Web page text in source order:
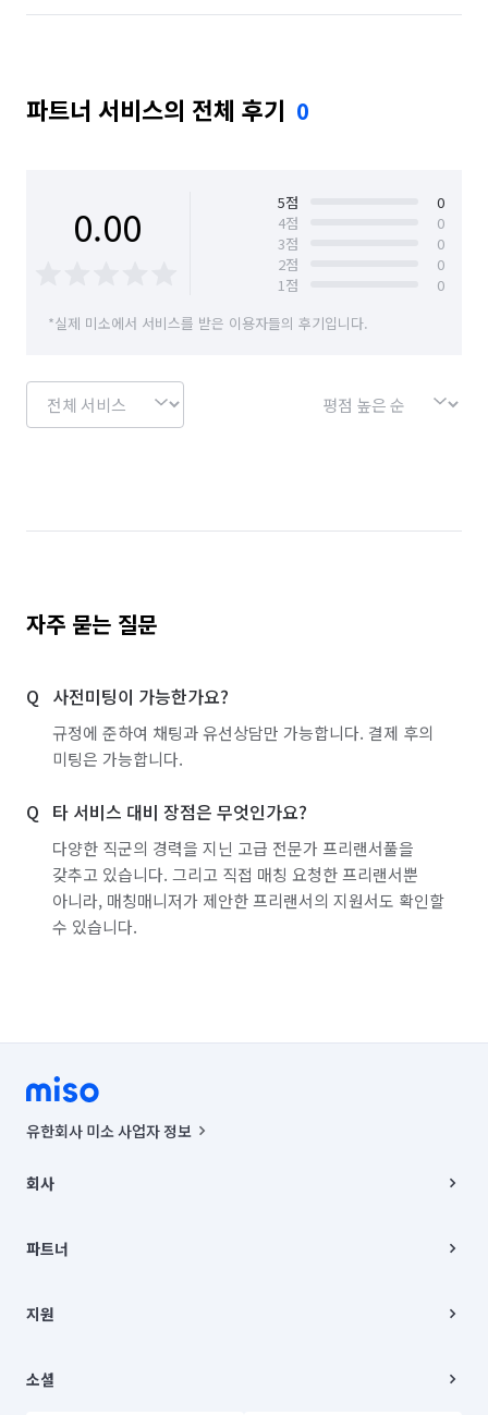
파트너 서비스의 전체 후기 0
0.00 5점
0
4점
0
3점
0
2점
0
1점
0
*실제 미소에서 서비스를 받은 이용자들의 후기입니다.
자주 묻는 질문
사전미팅이 가능한가요?
규정에 준하여 채팅과 유선상담만 가능합니다. 결제 후의
미팅은 가능합니다.
타 서비스 대비 장점은 무엇인가요?
다양한 직군의 경력을 지닌 고급 전문가 프리랜서풀을
갖추고 있습니다. 그리고 직접 매칭 요청한 프리랜서뿐
아니라, 매칭매니저가 제안한 프리랜서의 지원서도 확인할
수 있습니다.
유한회사 미소 사업자 정보
00019 |
주소 | 본사: 서울특별시 종로구 율곡로 6(중학동, 트윈트리빌딩) B동 5층
컨택센터 : 서울특별시 종로구 수송동 율곡로 24, 7층, 8층 미소
상품, 상품정보, 거래에 관한 의무와 책임은 거래당사자에게 있습니다.
언론 보도 관련 문의:
© 유한회사 미소. Miso, Inc. All Rights Reserved.
회사
채용
파트너
이사
지원
이용약관
소셜